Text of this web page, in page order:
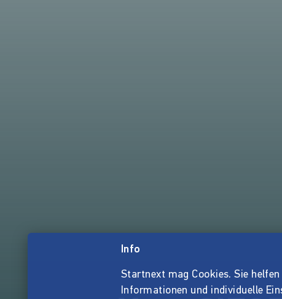
Info
Startnext mag Cookies. Sie
Informationen und individuelle